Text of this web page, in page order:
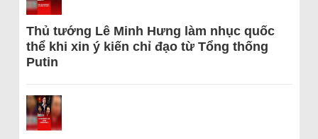
Thủ tướng Lê Minh Hưng làm nhục quốc
thể khi xin ý kiến chỉ đạo từ Tổng thống
Putin